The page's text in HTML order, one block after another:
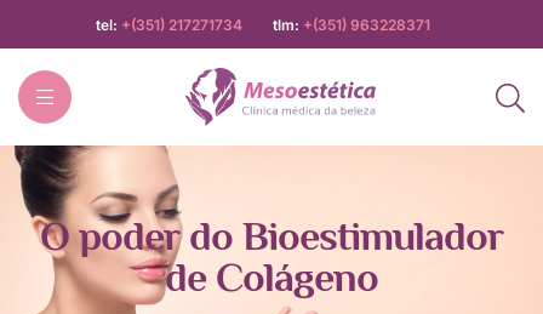
tel: +(351) 217271734 tlm: +(351) 963228371
Mesoestética
O poder do Bioestimulador
de Colágeno